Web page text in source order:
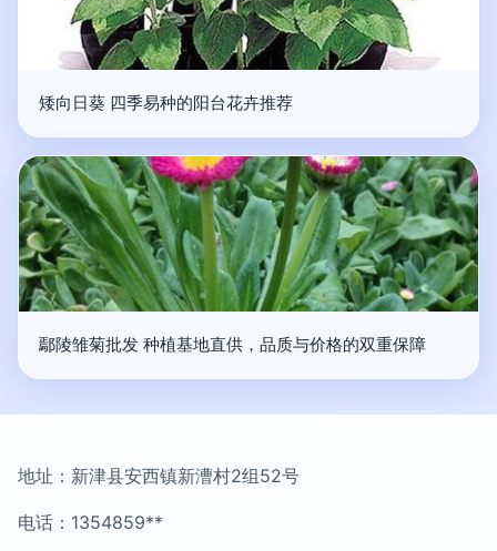
矮向日葵 四季易种的阳台花卉推荐
鄢陵雏菊批发 种植基地直供，品质与价格的双重保障
地址：新津县安西镇新漕村2组52号
电话：1354859**